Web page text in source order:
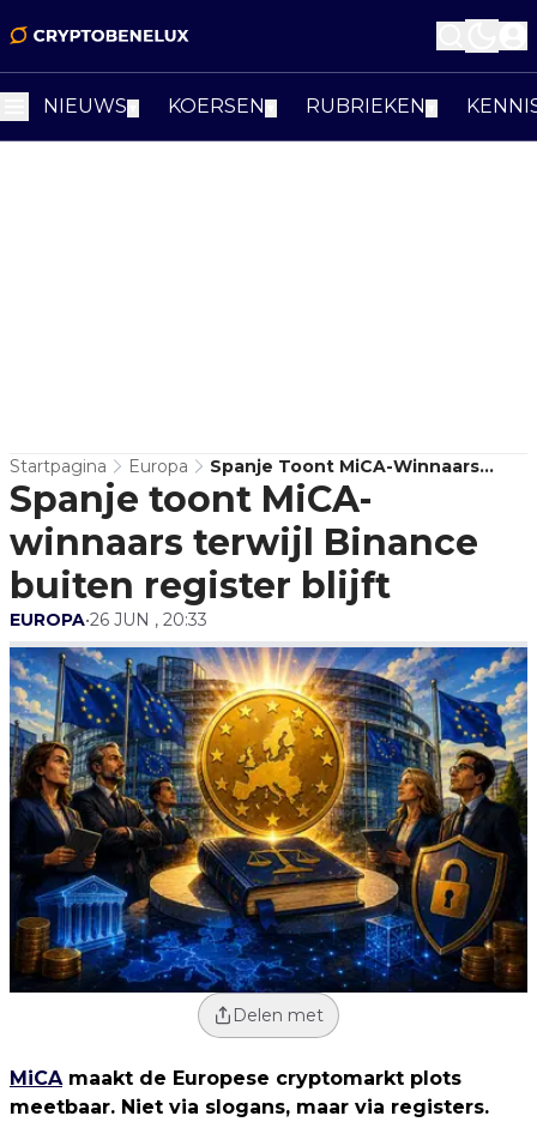
NIEUWS KOERSEN RUBRIEKEN
Startpagina Europa
Spanje Toont MiCA-Winnaars
Terwijl Binance Buiten Register
Blijft
Spanje toont MiCA-
winnaars terwijl Binance
buiten register blijft
EUROPA•26 JUN , 20:33
Delen met
MiCAmaakt de Europese cryptomarkt plots
meetbaar. Niet via slogans, maar via registers.